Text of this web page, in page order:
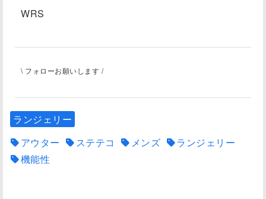
WRS
\ フォローお願いします /
ランジェリー
アウター
ステテコ メンズ
ランジェリー
機能性